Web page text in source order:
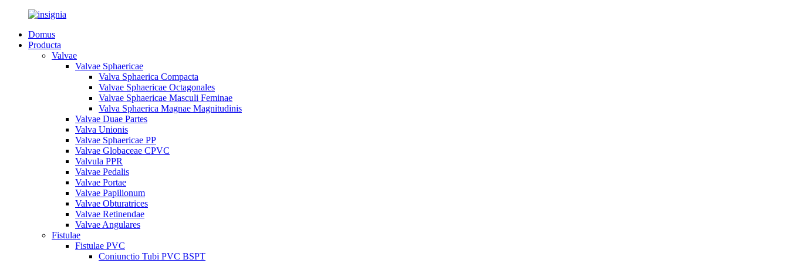
Domus
Producta
Valvae
Valvae Sphaericae
Valva Sphaerica Compacta
Valvae Sphaericae Octagonales
Valvae Sphaericae Masculi Feminae
Valva Sphaerica Magnae Magnitudinis
Valvae Duae Partes
Valva Unionis
Valvae Sphaericae PP
Valvae Globaceae CPVC
Valvula PPR
Valvae Pedalis
Valvae Portae
Valvae Papilionum
Valvae Obturatrices
Valvae Retinendae
Valvae Angulares
Fistulae
Fistulae PVC
Coniunctio Tubi PVC BSPT